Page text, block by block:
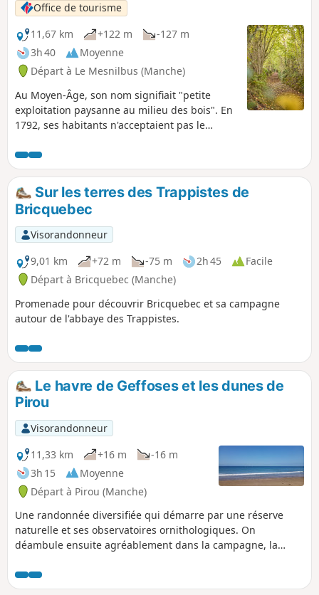
Office de tourisme
11,67 km
+122 m
-127 m
3h 40
Moyenne
Départ à Le Mesnilbus (Manche)
Au Moyen-Âge, son nom signifiait "petite
exploitation paysanne au milieu des bois". En
1792, ses habitants n'acceptaient pas le
Révolution. Suite à un différend avec le
recruteur du roi (demande plus de soldats), la
population se rebelle, la paroisse fut rayée du
nombre des paroisses de France. L'église fut
dévastée, les cloches et les cercueils de plomb
des seigneurs fondues.
Sur les terres des Trappistes de
Bricquebec
Visorandonneur
9,01 km
+72 m -75 m 2h 45
Facile
Départ à Bricquebec (Manche)
Promenade pour découvrir Bricquebec et sa campagne
autour de l'abbaye des Trappistes.
Le havre de Geffoses et les dunes de
Pirou
Visorandonneur
11,33 km
+16 m
-16 m
3h 15
Moyenne
Départ à Pirou (Manche)
Une randonnée diversifiée qui démarre par une réserve
naturelle et ses observatoires ornithologiques. On
déambule ensuite agréablement dans la campagne, la
déroule en bord de mer et sur les dunes qui la dominent.